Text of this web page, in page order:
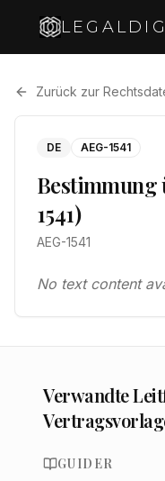
Zurück zur
DE AEG-1541
Bestimmung
1541)
AEG-1541
No text content
Verwandte
GUIDER